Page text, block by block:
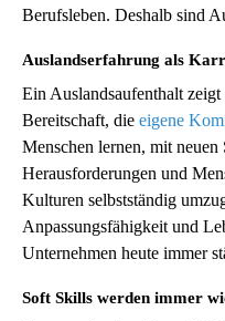
Berufsleben. Deshalb sind
Auslandserfahrung als
Ein Auslandsaufenthalt
Bereitschaft, die eigene
Menschen lernen, mit
Herausforderungen und
Kulturen selbstständig
Anpassungsfähigkeit und
Unternehmen heute immer
Soft Skills werden immer